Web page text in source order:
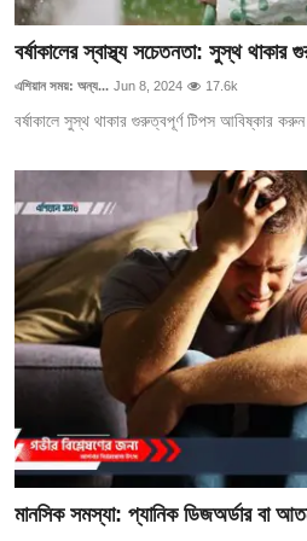
গোপনীয়তা নীতি
জাতীয়
অর্থনীতি
আন্তর্জাতিক
স্বাস্থ্য
বিনোদন
খেলা
অন্যান্য
বর্ষাকালের স্বাস্থ্য সচেতনতা: সুস্থ থাকার
এশিয়ান সময়: অন্য... Jun 8, 2024 17.6k
বর্ষাকালে সুস্থ থাকার গুরুত্বপূর্ণ টিপস আবিষ্কার
মানসিক সমস্যা: প্যানিক ডিজঅর্ডার বা